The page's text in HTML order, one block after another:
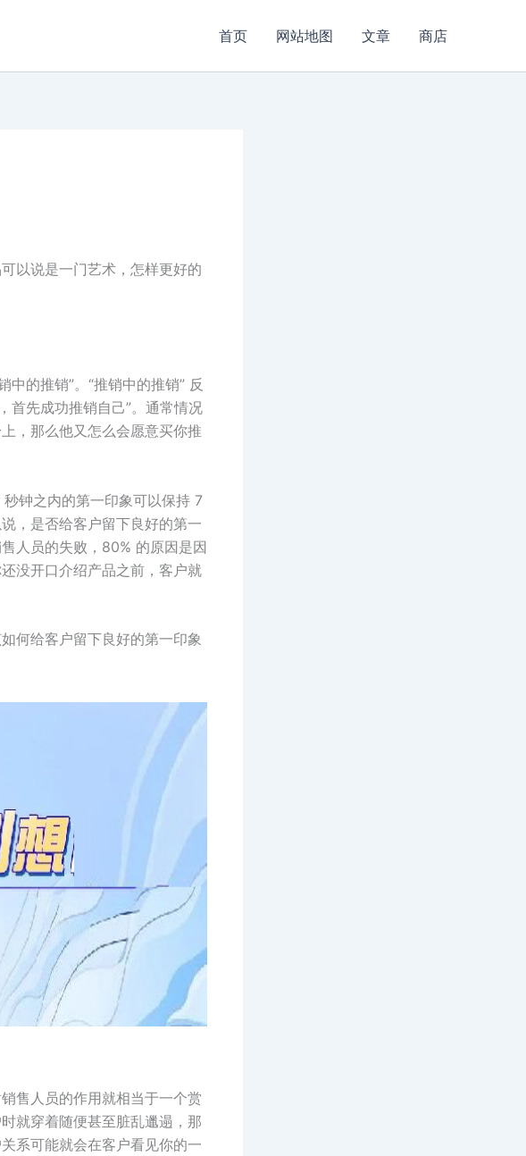
首页 网站地图 文章 商店
以说是一门艺术，怎样更好的
的推销”。“推销中的推销” 反
先成功推销自己”。通常情况
，那么他又怎么会愿意买你推
钟之内的第一印象可以保持 7
，是否给客户留下良好的第一
人员的失败，80% 的原因是因
没开口介绍产品之前，客户就
何给客户留下良好的第一印象
售人员的作用就相当于一个赏
就穿着随便甚至脏乱邋遢，那
系可能就会在客户看见你的一